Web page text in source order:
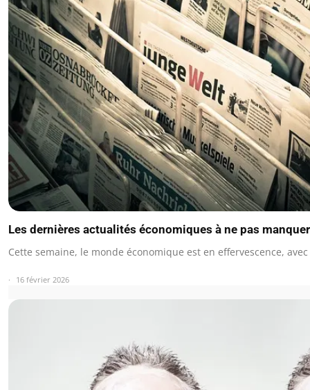
Les dernières actualités économiques à ne pas
Cette semaine, le monde économique est en effervescence,
16 février 2026